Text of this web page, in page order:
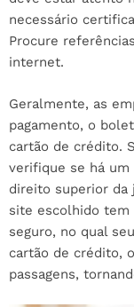
necessário
Procure
internet.
Geralmente, as
pagamento, o
cartão de crédito.
verifique se há um
direito superior da
site escolhido tem
seguro, no qual
cartão de crédito,
passagens,